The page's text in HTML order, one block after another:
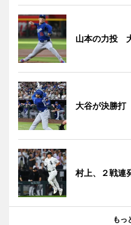
山本の力投
大谷が決勝
村上、２戦
もっ